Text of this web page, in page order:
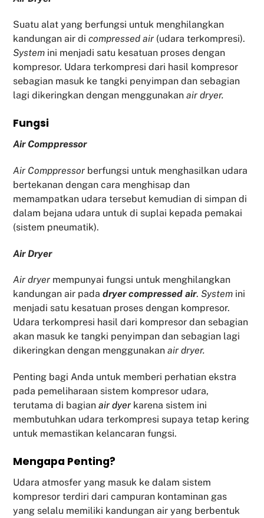
Suatu alat yang berfungsi untuk menghilangkan
kandungan air dicompressed air (udara terkompresi).
System ini menjadi satu kesatuan proses dengan
kompresor. Udara terkompresi dari hasil kompresor
sebagian masuk ke tangki penyimpan dan sebagian
lagi dikeringkan dengan menggunakan air dryer.
Fungsi
Air Comppressor
Air Comppressor berfungsi untuk menghasilkan udara
bertekanan dengan cara menghisap dan
memampatkan udara tersebut kemudian di simpan di
dalam bejana udara untuk di suplai kepada pemakai
(sistem pneumatik).
Air Dryer
Air dryer mempunyai fungsi untuk menghilangkan
kandungan air padadryer compressed air.System ini
menjadi satu kesatuan proses dengan kompresor.
Udara terkompresi hasil dari kompresor dan sebagian
akan masuk ke tangki penyimpan dan sebagian lagi
dikeringkan dengan menggunakanair dryer.
Penting bagi Anda untuk memberi perhatian ekstra
pada pemeliharaan sistem kompresor udara,
terutama di bagianair dyer karena sistem ini
membutuhkan udara terkompresi supaya tetap kering
untuk memastikan kelancaran fungsi.
Mengapa Penting?
Udara atmosfer yang masuk ke dalam sistem
kompresor terdiri dari campuran kontaminan gas
yang selalu memiliki kandungan air yang berbentuk